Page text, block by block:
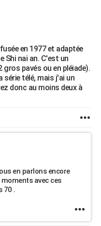
en 1977 et adaptée
Shi nai an. C'est un
pavés ou en pléiade).
série télé, mais j'ai un
donc au moins deux à
en parlons encore
avec ces
70 .